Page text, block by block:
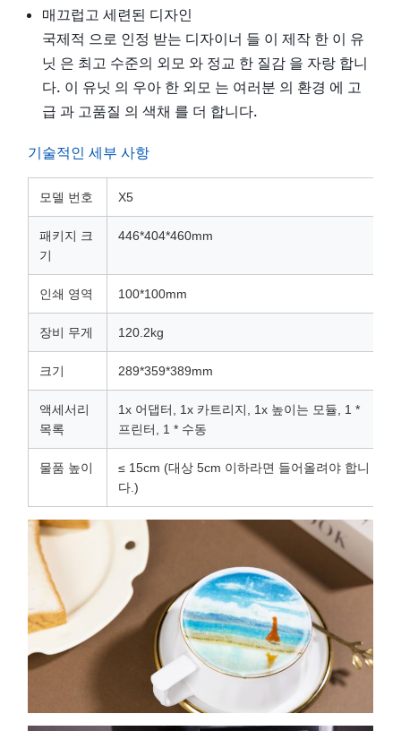
매끄럽고 세련된 디자인
국제적 으로 인정 받는 디자이너 들 이 제작 한 이 유
닛 은 최고 수준의 외모 와 정교 한 질감 을 자랑 합니
다. 이 유닛 의 우아 한 외모 는 여러분 의 환경 에 고
급 과 고품질 의 색채 를 더 합니다.
기술적인 세부 사항
모델 번호 X5
패키지 크
기
446*404*460mm
인쇄 영역 100*100mm
장비 무게 120.2kg
크기 289*359*389mm
액세서리
목록
1x 어댑터, 1x 카트리지, 1x 높이는 모듈, 1 *
프린터, 1 * 수동
물품 높이
≤ 15cm (대상 5cm 이하라면 들어올려야 합니
다.)